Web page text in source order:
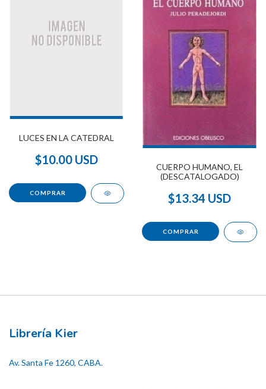
LUCES EN LA CATEDRAL
$10.00 USD
CUERPO HUMANO, EL
(DESCATALOGADO)
$13.34 USD
Librería Kier
Av. Santa Fe 1260, CABA.